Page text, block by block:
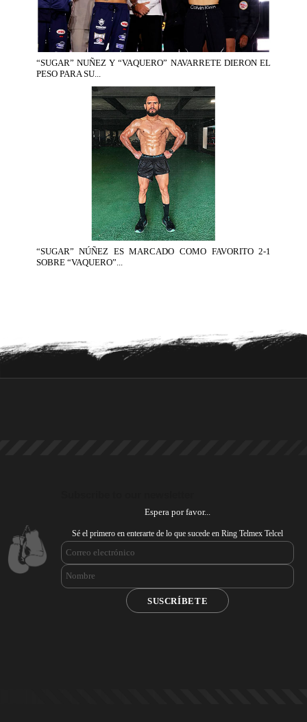
“SUGAR” NUÑEZ Y “VAQUERO” NAVARRETE DIERON EL
PESO PARA SU...
“SUGAR” NÚÑEZ ES MARCADO COMO FAVORITO 2-1
SOBRE “VAQUERO”...
Espera por favor...
Sé el primero en enterarte de lo que sucede en Ring Telmex Telcel